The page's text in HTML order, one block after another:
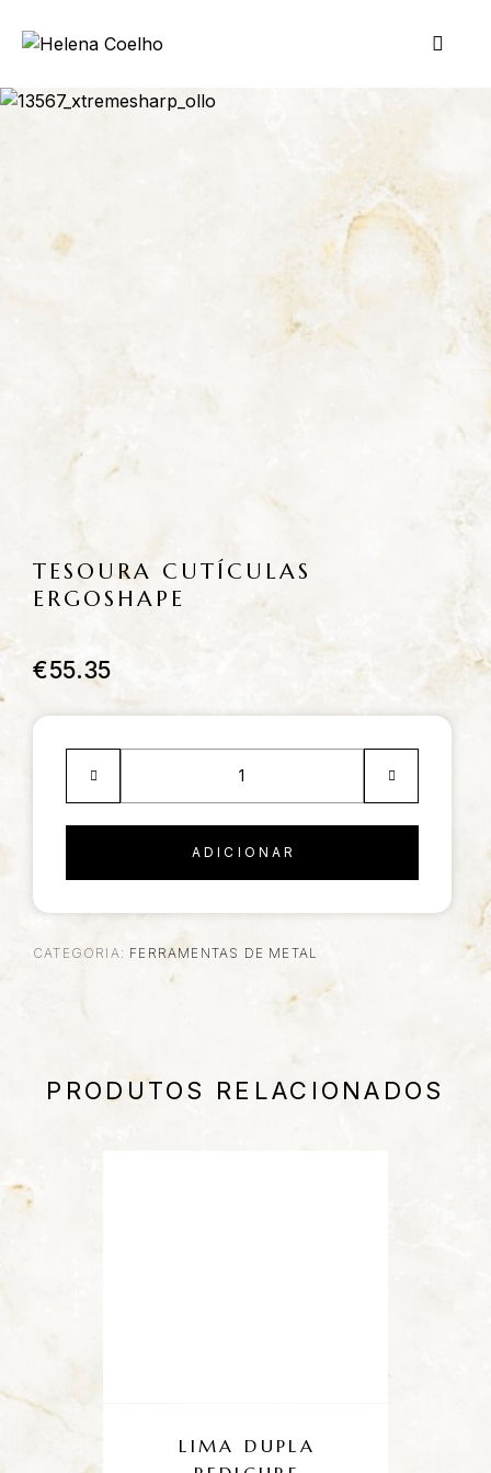
TESOURA CUTÍCULAS
ERGOSHAPE
€55.35
ADICIONAR
CATEGORIA: FERRAMENTAS DE METAL
PRODUTOS RELACIONADOS
LIMA DUPLA